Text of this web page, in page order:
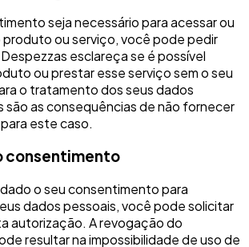
seja necessário para acessar ou
ou serviço, você pode pedir
esclareça se é possível
ou prestar esse serviço sem o seu
o tratamento dos seus dados
são as consequências de não fornecer
este caso.
consentimento
o seu consentimento para
dados pessoais, você pode solicitar
autorização. A revogação do
resultar na impossibilidade de uso de